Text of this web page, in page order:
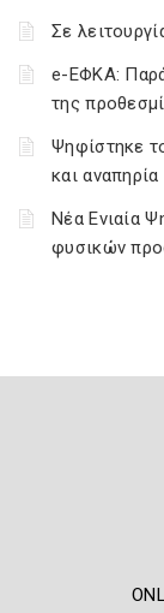
Σε
e-ΕΦΚΑ:
της
Ψηφίστηκε
και αναπηρία
Νέα Ενιαία
φυσικών